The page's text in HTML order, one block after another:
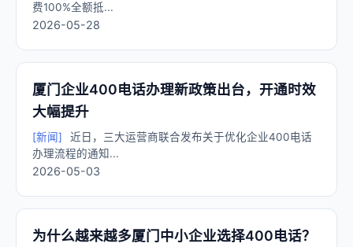
费100%全额抵...
2026-05-28
厦门企业400电话办理新政策出台，开通时效
大幅提升
[新闻]
近日，三大运营商联合发布关于优化企业400电话
办理流程的通知...
2026-05-03
为什么越来越多厦门中小企业选择400电话？